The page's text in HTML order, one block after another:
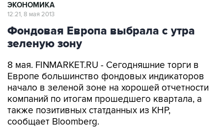
ЭКОНОМИКА
12:21, 8 мая 2013
Фондовая Европа выбрала с утра
зеленую зону
8 мая. FINMARKET.RU - Сегодняшние торги в
Европе большинство фондовых индикаторов
начало в зеленой зоне на хорошей отчетности
компаний по итогам прошедшего квартала, а
также позитивных статданных из КНР,
сообщает Bloomberg.